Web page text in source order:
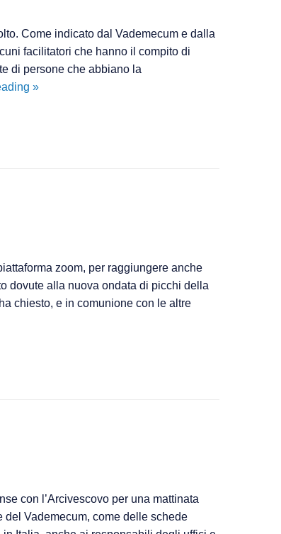
Come indicato dal Vademecum e dalla
facilitatori che hanno il compito di
di persone che abbiano la
Scheda
»
zoom, per raggiungere anche
dovute alla nuova ondata di picchi della
chiesto, e in comunione con le altre
con l’Arcivescovo per una mattinata
Vademecum, come delle schede